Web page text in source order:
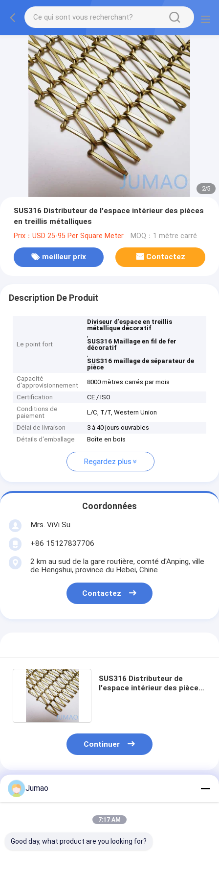
2/5
SUS316 Distributeur de l'espace intérieur des pièces
en treillis métalliques
Prix：USD 25-95 Per Square Meter MOQ：1 mètre carré
meilleur prix Contactez
Description De Produit
Le point fort
Diviseur d'espace en treillis
métallique décoratif
,
SUS316 Maillage en fil de fer
décoratif
,
SUS316 maillage de séparateur de
pièce
Capacité
d'approvisionnement
8000 mètres carrés par mois
Certification
CE / ISO
Conditions de
paiement
L/C, T/T, Western Union
Délai de livraison
3 à 40 jours ouvrables
Détails d'emballage
Boîte en bois
Regardez plus
Coordonnées
Mrs. ViVi Su
+86 15127837706
2 km au sud de la gare routière, comté d'Anping, ville
de Hengshui, province du Hebei, Chine
Contactez
SUS316 Distributeur de
l'espace intérieur des pièces
Continuer
Produits Recommandés
Jumao
7:17 AM
Good day, what product are you looking for?